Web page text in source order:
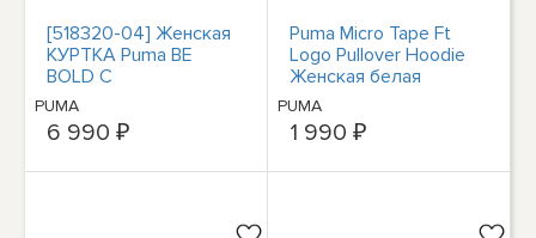
[518320-04] Женская
КУРТКА Puma BE
BOLD С
ГРАФИЧЕСКИМ ИЗ
ТКАНИ
PUMA
6 990 ₽
Puma Micro Tape Ft
Logo Pullover Hoodie
Женская белая
повседневная
спортивная верхняя
одежда 8
PUMA
1 990 ₽